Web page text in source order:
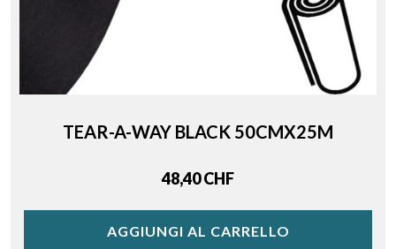
TEAR-A-WAY BLACK 50CMX25M
Price
48,40 CHF
AGGIUNGI AL CARRELLO